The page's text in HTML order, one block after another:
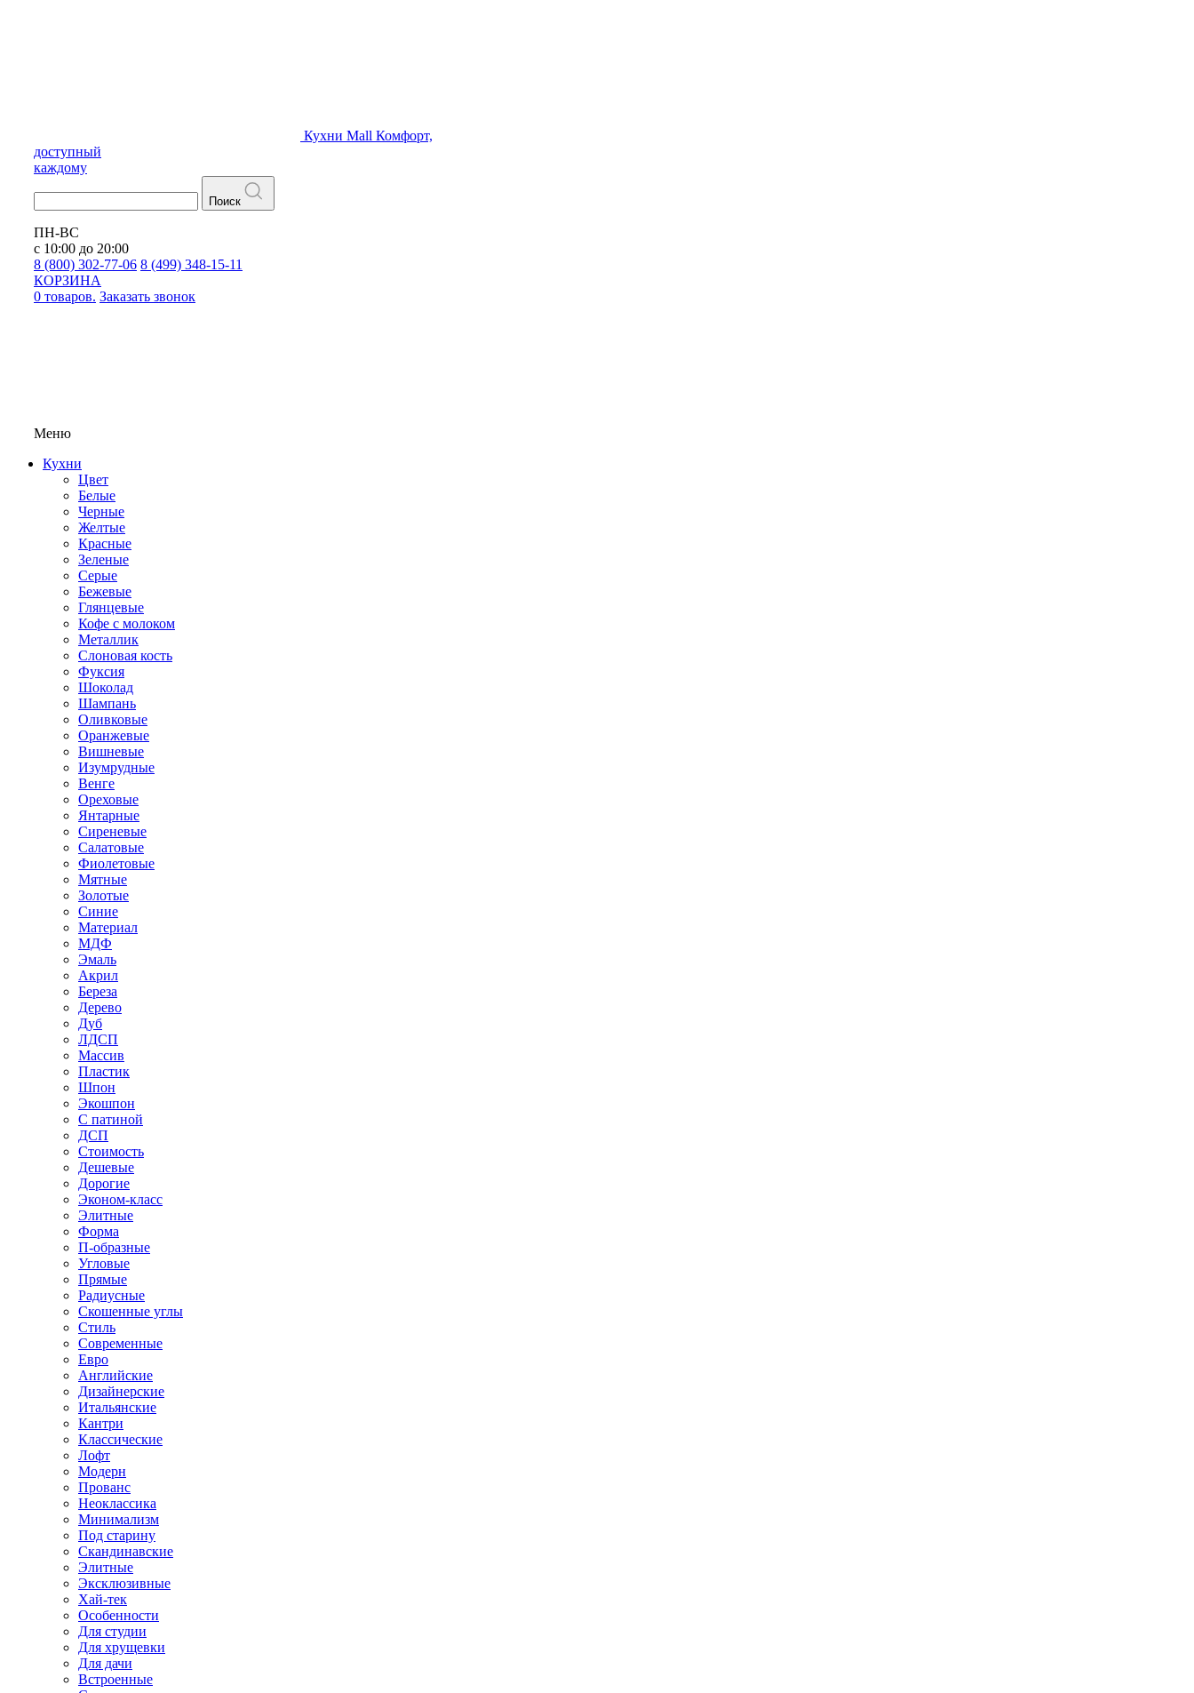
Кухни Mall Комфорт,
доступный
каждому
Поиск
ПН-ВС
с 10:00 до 20:00
8 (800) 302-77-06 8 (499) 348-15-11
КОРЗИНА
0 товаров. Заказать звонок
Меню
Кухни
Цвет
Белые
Черные
Желтые
Красные
Зеленые
Серые
Бежевые
Глянцевые
Кофе с молоком
Металлик
Слоновая кость
Фуксия
Шоколад
Шампань
Оливковые
Оранжевые
Вишневые
Изумрудные
Венге
Ореховые
Янтарные
Сиреневые
Салатовые
Фиолетовые
Мятные
Золотые
Синие
Материал
МДФ
Эмаль
Акрил
Береза
Дерево
Дуб
ЛДСП
Массив
Пластик
Шпон
Экошпон
С патиной
ДСП
Стоимость
Дешевые
Дорогие
Эконом-класс
Элитные
Форма
П-образные
Угловые
Прямые
Радиусные
Скошенные углы
Стиль
Современные
Евро
Английские
Дизайнерские
Итальянские
Кантри
Классические
Лофт
Модерн
Прованс
Неоклассика
Минимализм
Под старину
Скандинавские
Элитные
Эксклюзивные
Хай-тек
Особенности
Для студии
Для хрущевки
Для дачи
Встроенные